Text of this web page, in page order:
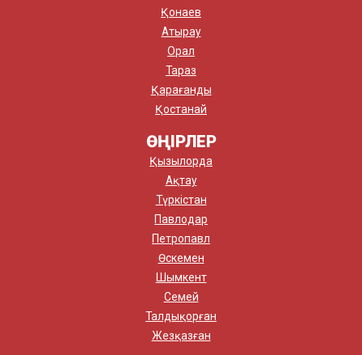
Қонаев
Атырау
Орал
Тараз
Қарағанды
Қостанай
ӨҢІРЛЕР
Қызылорда
Ақтау
Түркістан
Павлодар
Петропавл
Өскемен
Шымкент
Семей
Талдықорған
Жезқазған